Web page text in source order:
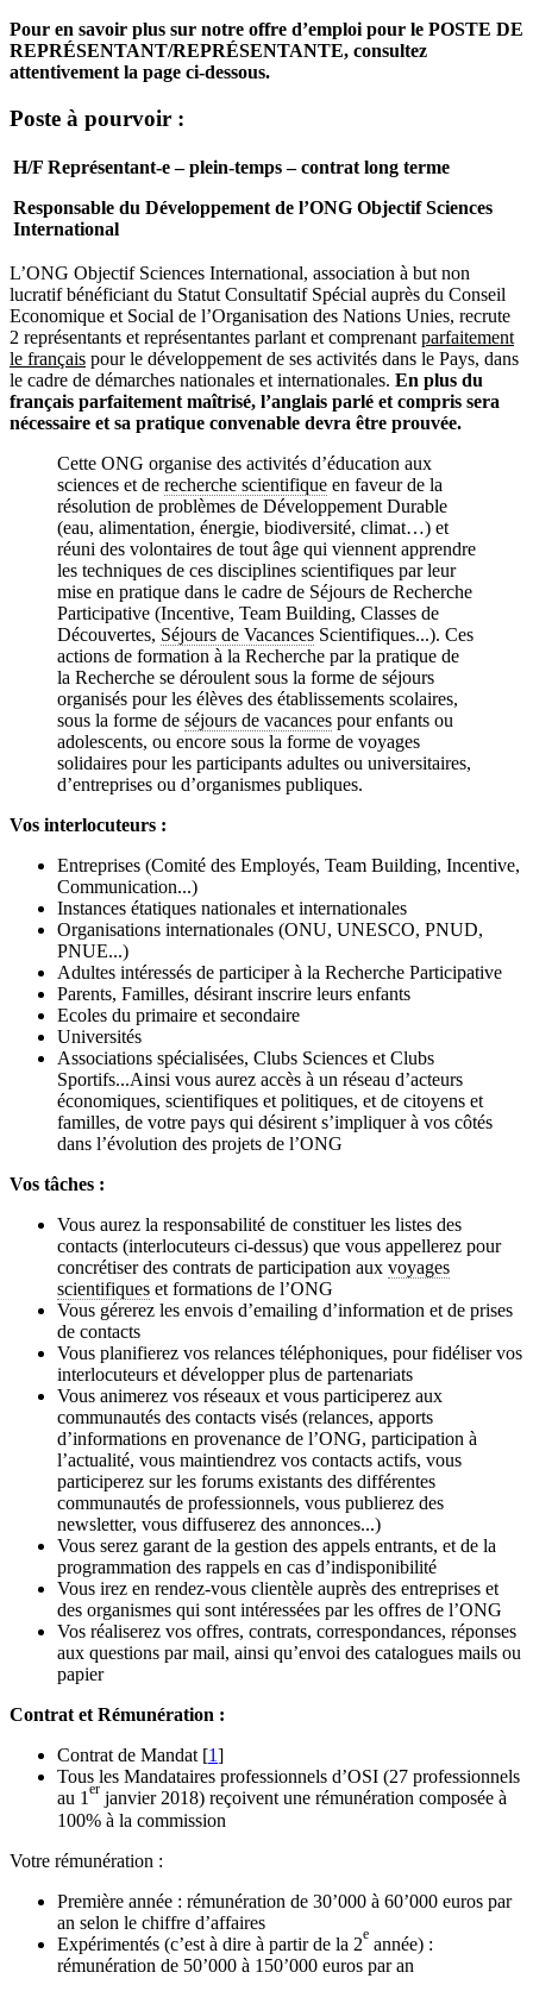
Pour en savoir plus sur notre offre d’emploi pour le POSTE DE
REPRÉSENTANT/REPRÉSENTANTE, consultez
attentivement la page ci-dessous.
Poste à pourvoir :
H/F Représentant-e – plein-temps – contrat long terme
Responsable du Développement de l’ONG Objectif Sciences
International
L’ONG Objectif Sciences International, association à but non
lucratif bénéficiant du Statut Consultatif Spécial auprès du Conseil
Economique et Social de l’Organisation des Nations Unies, recrute
2 représentants et représentantes parlant et comprenant parfaitement
le français pour le développement de ses activités dans le Pays, dans
le cadre de démarches nationales et internationales. En plus du
français parfaitement maîtrisé, l’anglais parlé et compris sera
nécessaire et sa pratique convenable devra être prouvée.
Cette ONG organise des activités d’éducation aux
sciences et de recherche scientifique en faveur de la
résolution de problèmes de Développement Durable
(eau, alimentation, énergie, biodiversité, climat…) et
réuni des volontaires de tout âge qui viennent apprendre
les techniques de ces disciplines scientifiques par leur
mise en pratique dans le cadre de Séjours de Recherche
Participative (Incentive, Team Building, Classes de
Découvertes, Séjours de Vacances Scientifiques...). Ces
actions de formation à la Recherche par la pratique de
la Recherche se déroulent sous la forme de séjours
organisés pour les élèves des établissements scolaires,
sous la forme de séjours de vacances pour enfants ou
adolescents, ou encore sous la forme de voyages
solidaires pour les participants adultes ou universitaires,
d’entreprises ou d’organismes publiques.
Vos interlocuteurs :
Entreprises (Comité des Employés, Team Building, Incentive,
Communication...)
Instances étatiques nationales et internationales
Organisations internationales (ONU, UNESCO, PNUD,
PNUE...)
Adultes intéressés de participer à la Recherche Participative
Parents, Familles, désirant inscrire leurs enfants
Ecoles du primaire et secondaire
Universités
Associations spécialisées, Clubs Sciences et Clubs
Sportifs...Ainsi vous aurez accès à un réseau d’acteurs
économiques, scientifiques et politiques, et de citoyens et
familles, de votre pays qui désirent s’impliquer à vos côtés
dans l’évolution des projets de l’ONG
Vos tâches :
Vous aurez la responsabilité de constituer les listes des
contacts (interlocuteurs ci-dessus) que vous appellerez pour
concrétiser des contrats de participation aux voyages
scientifiques et formations de l’ONG
Vous gérerez les envois d’emailing d’information et de prises
de contacts
Vous planifierez vos relances téléphoniques, pour fidéliser vos
interlocuteurs et développer plus de partenariats
Vous animerez vos réseaux et vous participerez aux
communautés des contacts visés (relances, apports
d’informations en provenance de l’ONG, participation à
l’actualité, vous maintiendrez vos contacts actifs, vous
participerez sur les forums existants des différentes
communautés de professionnels, vous publierez des
newsletter, vous diffuserez des annonces...)
Vous serez garant de la gestion des appels entrants, et de la
programmation des rappels en cas d’indisponibilité
Vous irez en rendez-vous clientèle auprès des entreprises et
des organismes qui sont intéressées par les offres de l’ONG
Vos réaliserez vos offres, contrats, correspondances, réponses
aux questions par mail, ainsi qu’envoi des catalogues mails ou
papier
Contrat et Rémunération :
Contrat de Mandat [1]
Tous les Mandataires professionnels d’OSI (27 professionnels
au 1er janvier 2018) reçoivent une rémunération composée à
100% à la commission
Votre rémunération :
Première année : rémunération de 30’000 à 60’000 euros par
an selon le chiffre d’affaires
Expérimentés (c’est à dire à partir de la 2e année) :
rémunération de 50’000 à 150’000 euros par an